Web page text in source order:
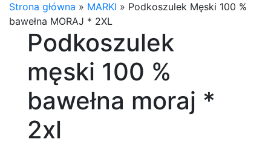
Strona główna » MARKI » Podkoszulek Męski 100 %
bawełna MORAJ * 2XL
Podkoszulek
męski 100 %
bawełna moraj *
2xl